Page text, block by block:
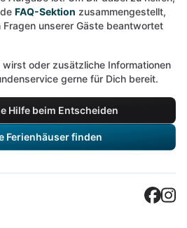
FAQ-Sektion zusammengestellt,
unserer Gäste beantwortet
oder zusätzliche Informationen
gerne für Dich bereit.
Hilfe beim Entscheiden
Ferienhäuser finden